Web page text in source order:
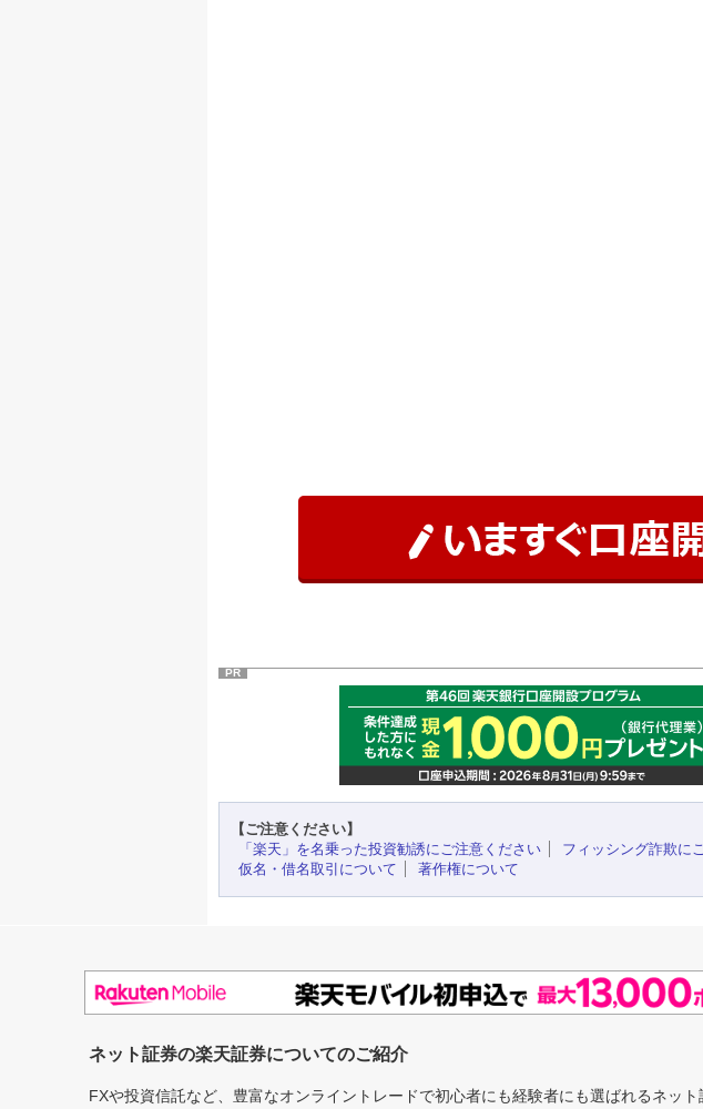
PR
【ご注意ください】
「楽天」を名乗った投資勧誘にご注意ください
フィッシング詐欺に
仮名・借名取引について
著作権について
ネット証券の楽天証券についてのご紹介
FXや投資信託など、豊富なオンライントレードで初心者にも経験者にも選ばれるネッ